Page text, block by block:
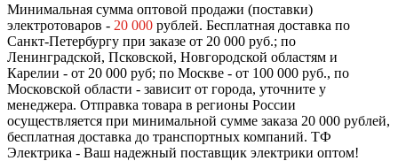
Минимальная сумма оптовой продажи (поставки)
электротоваров - 20 000 рублей. Бесплатная доставка по
Санкт-Петербургу при заказе от 20 000 руб.; по
Ленинградской, Псковской, Новгородской областям и
Карелии - от 20 000 руб; по Москве - от 100 000 руб., по
Московской области - зависит от города, уточните у
менеджера. Отправка товара в регионы России
осуществляется при минимальной сумме заказа 20 000 рублей,
бесплатная доставка до транспортных компаний. ТФ
Электрика - Ваш надежный поставщик электрики оптом!